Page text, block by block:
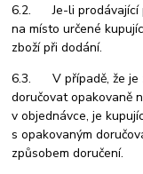
6.2. Je-li prodávající
na místo určené
zboží při dodání.
6.3. V případě, že je
doručovat opakovaně
v objednávce, je
s opakovaným
způsobem doručení.